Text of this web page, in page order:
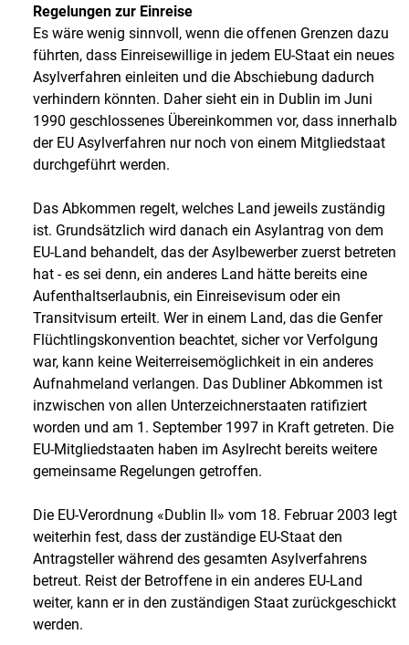
Regelungen zur Einreise
Es wäre wenig sinnvoll, wenn die offenen Grenzen dazu
führten, dass Einreisewillige in jedem EU-Staat ein neues
Asylverfahren einleiten und die Abschiebung dadurch
verhindern könnten. Daher sieht ein in Dublin im Juni
1990 geschlossenes Übereinkommen vor, dass innerhalb
der EU Asylverfahren nur noch von einem Mitgliedstaat
durchgeführt werden.
Das Abkommen regelt, welches Land jeweils zuständig
ist. Grundsätzlich wird danach ein Asylantrag von dem
EU-Land behandelt, das der Asylbewerber zuerst betreten
hat - es sei denn, ein anderes Land hätte bereits eine
Aufenthaltserlaubnis, ein Einreisevisum oder ein
Transitvisum erteilt. Wer in einem Land, das die Genfer
Flüchtlingskonvention beachtet, sicher vor Verfolgung
war, kann keine Weiterreisemöglichkeit in ein anderes
Aufnahmeland verlangen. Das Dubliner Abkommen ist
inzwischen von allen Unterzeichnerstaaten ratifiziert
worden und am 1. September 1997 in Kraft getreten. Die
EU-Mitgliedstaaten haben im Asylrecht bereits weitere
gemeinsame Regelungen getroffen.
Die EU-Verordnung «Dublin II» vom 18. Februar 2003 legt
weiterhin fest, dass der zuständige EU-Staat den
Antragsteller während des gesamten Asylverfahrens
betreut. Reist der Betroffene in ein anderes EU-Land
weiter, kann er in den zuständigen Staat zurückgeschickt
werden.